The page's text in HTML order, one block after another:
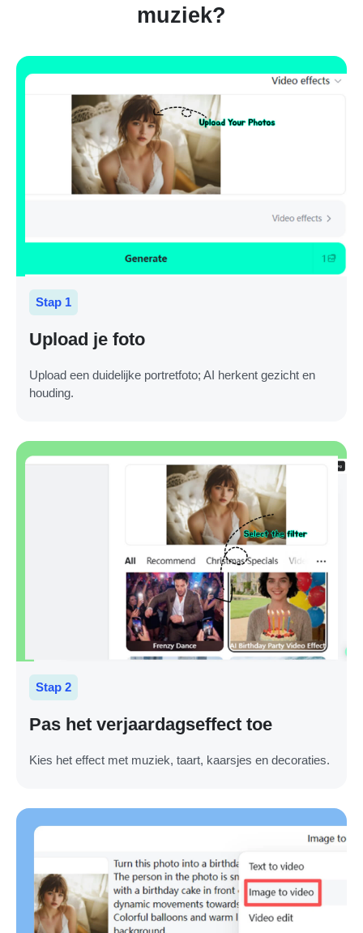
muziek?
Stap 1
Upload je foto
Upload een duidelijke portretfoto; AI herkent gezicht en
houding.
Stap 2
Pas het verjaardagseffect toe
Kies het effect met muziek, taart, kaarsjes en decoraties.